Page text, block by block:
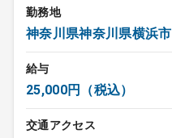
勤務地
神奈川県神奈川県横浜市
給与
25,000円（税込）
交通アクセス